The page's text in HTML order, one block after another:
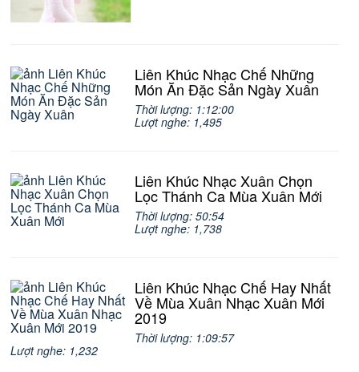
Liên Khúc Nhạc Chế Những
Món Ăn Đặc Sản Ngày Xuân
Thời lượng: 1:12:00
Lượt nghe: 1,495
Liên Khúc Nhạc Xuân Chọn
Lọc Thánh Ca Mùa Xuân Mới
Thời lượng: 50:54
Lượt nghe: 1,738
Liên Khúc Nhạc Chế Hay Nhất
Về Mùa Xuân Nhạc Xuân Mới
2019
Thời lượng: 1:09:57
Lượt nghe: 1,232